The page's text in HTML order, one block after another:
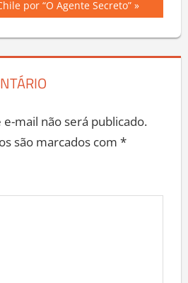
por “O Agente Secreto”
mail não será publicado.
são marcados com *